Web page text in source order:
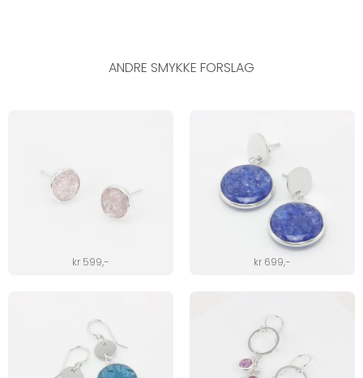
ANDRE SMYKKE FORSLAG
kr 599,- kr 699,-